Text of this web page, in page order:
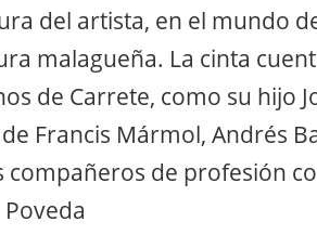
del artista, en el mundo
malagueña. La cinta
de Carrete, como su hijo
Francis Mármol, Andrés
compañeros de profesión